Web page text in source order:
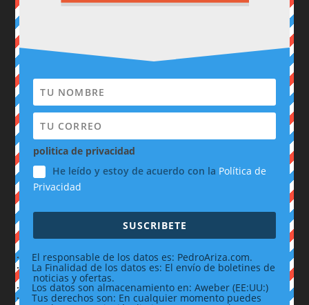
politica de privacidad
He leído y estoy de acuerdo con la Política de
Privacidad
SUSCRIBETE
· El responsable de los datos es: PedroAriza.com.
· La Finalidad de los datos es: El envío de boletines de
noticias y ofertas.
· Los datos son almacenamiento en: Aweber (EE:UU:)
· Tus derechos son: En cualquier momento puedes